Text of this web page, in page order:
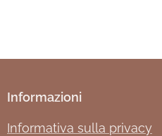
Informazioni
Informativa sulla privacy